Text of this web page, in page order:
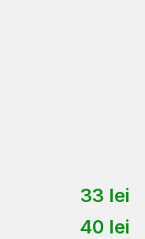
33 lei
40 lei